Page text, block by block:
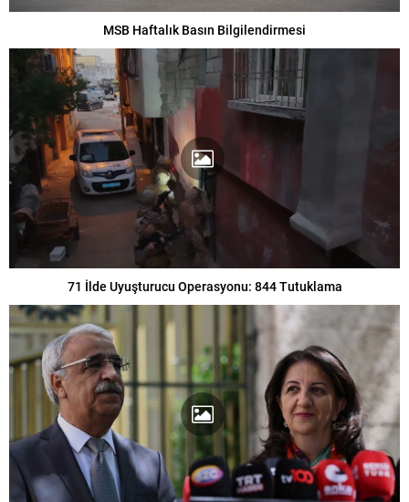
MSB Haftalık Basın Bilgilendirmesi
71 İlde Uyuşturucu Operasyonu: 844 Tutuklama